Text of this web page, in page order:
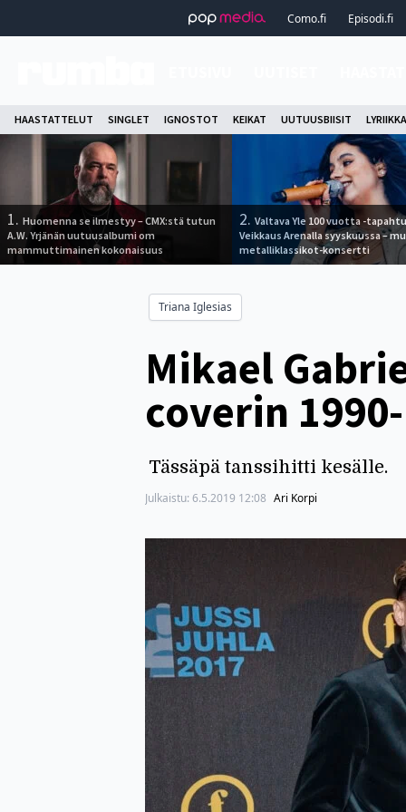
Como.fi Episodi.fi
HAASTATTELUT SINGLET IGNOSTOT KEIKAT UUTUUSBIISIT
1. Huomenna se ilmestyy – CMX:stä tutun
A.W. Yrjänän uutuusalbumi om
mammuttimainen kokonaisuus
2. Valtava Yle 100 vuotta -
Veikkaus Arenalla syyskuussa –
metalliklassikot-konsertti
Triana Iglesias
Mikael
coverin
Tässäpä tanssihitti kesälle.
Julkaistu: 6.5.2019 12:08 Ari Korpi